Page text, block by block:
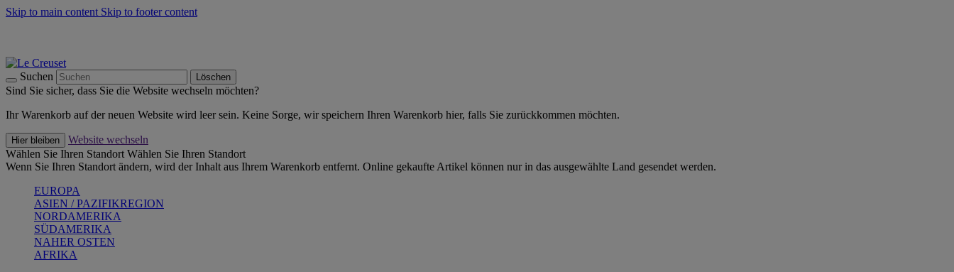
Skip to main content Skip to footer content
Suchen Löschen
Sind Sie sicher, dass Sie die Website wechseln möchten?
Ihr Warenkorb auf der neuen Website wird leer sein. Keine Sorge, wir speichern Ihren Warenkorb hier, falls Sie zurückkommen möchten.
Hier bleiben
Website wechseln
Wählen Sie Ihren Standort Wählen Sie Ihren Standort
Wenn Sie Ihren Standort ändern, wird der Inhalt aus Ihrem Warenkorb entfernt. Online gekaufte Artikel können nur in das ausgewählte Land gesendet werden.
EUROPA
ASIEN / PAZIFIKREGION
NORDAMERIKA
SÜDAMERIKA
NAHER OSTEN
AFRIKA